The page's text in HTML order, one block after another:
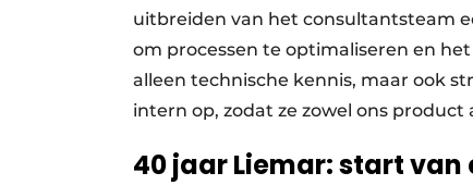
uitbreiden van het consultantsteam
om processen te optimaliseren en
alleen technische kennis, maar ook
intern op, zodat ze zowel ons product
40 jaar Liemar: start van